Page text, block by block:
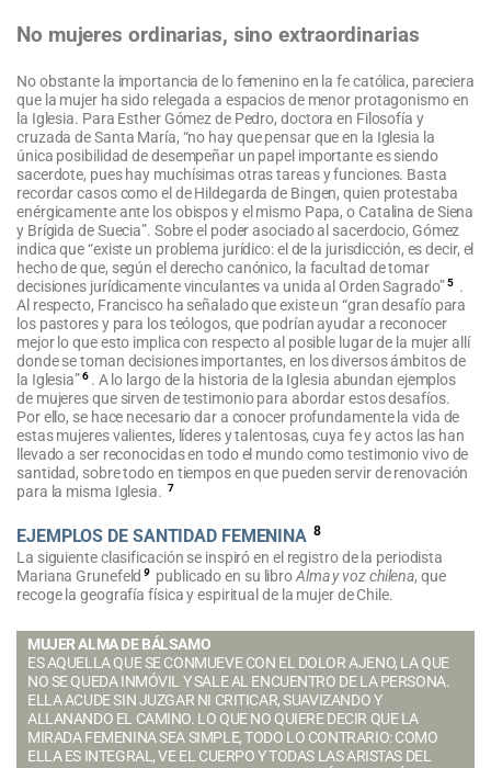
No mujeres ordinarias, sino extraordinarias
No obstante la importancia de lo femenino en la fe católica, pareciera
que la mujer ha sido relegada a espacios de menor protagonismo en
la Iglesia. Para Esther Gómez de Pedro, doctora en Filosofía y
cruzada de Santa María, “no hay que pensar que en la Iglesia la
única posibilidad de desempeñar un papel importante es siendo
sacerdote, pues hay muchísimas otras tareas y funciones. Basta
recordar casos como el de Hildegarda de Bingen, quien protestaba
enérgicamente ante los obispos y el mismo Papa, o Catalina de Siena
y Brígida de Suecia”. Sobre el poder asociado al sacerdocio, Gómez
indica que “existe un problema jurídico: el de la jurisdicción, es decir, el
hecho de que, según el derecho canónico, la facultad de tomar
decisiones jurídicamente vinculantes va unida al Orden Sagrado”5 .
Al respecto, Francisco ha señalado que existe un “gran desafío para
los pastores y para los teólogos, que podrían ayudar a reconocer
mejor lo que esto implica con respecto al posible lugar de la mujer allí
donde se toman decisiones importantes, en los diversos ámbitos de
la Iglesia”6 . A lo largo de la historia de la Iglesia abundan ejemplos
de mujeres que sirven de testimonio para abordar estos desafíos.
Por ello, se hace necesario dar a conocer profundamente la vida de
estas mujeres valientes, líderes y talentosas, cuya fe y actos las han
llevado a ser reconocidas en todo el mundo como testimonio vivo de
santidad, sobre todo en tiempos en que pueden servir de renovación
para la misma Iglesia. 7
EJEMPLOS DE SANTIDAD FEMENINA 8
La siguiente clasificación se inspiró en el registro de la periodista
Mariana Grunefeld 9 publicado en su libroAlma y voz chilena, que
recoge la geografía física y espiritual de la mujer de Chile.
MUJER ALMA DE BÁLSAMO
ES AQUELLA QUE SE CONMUEVE CON EL DOLOR AJENO, LA QUE
NO SE QUEDA INMÓVIL Y SALE AL ENCUENTRO DE LA PERSONA.
ELLA ACUDE SIN JUZGAR NI CRITICAR, SUAVIZANDO Y
ALLANANDO EL CAMINO. LO QUE NO QUIERE DECIR QUE LA
MIRADA FEMENINA SEA SIMPLE, TODO LO CONTRARIO: COMO
ELLA ES INTEGRAL, VE EL CUERPO Y TODAS LAS ARISTAS DEL